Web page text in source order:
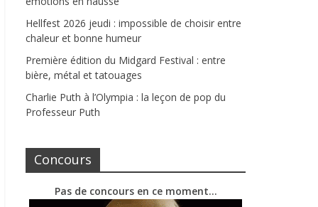
Hellfest 2026 jeudi : impossible de choisir entre
chaleur et bonne humeur
Première édition du Midgard Festival : entre
bière, métal et tatouages
Charlie Puth à l’Olympia : la leçon de pop du
Professeur Puth
Concours
Pas de concours en ce moment…